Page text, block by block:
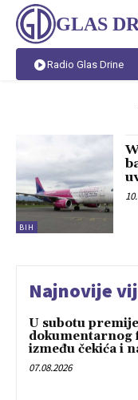
GLAS
Radio Glas Drine
BIH
Najnovije
U subotu
dokumentarnog
između čekića i
07.08.2026